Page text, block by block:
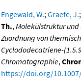
Engewald, W.;Graefe, J.;
Th.,Molekülstruktur
Zuordnung von
Cyclododecatriene-
Chromatographie,
https://doi.org/10.1007/